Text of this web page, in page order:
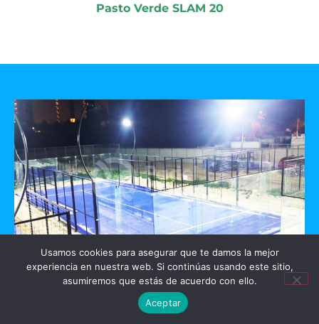
Pasto Verde SLAM 20
GO PADEL
Usamos cookies para asegurar que te damos la mejor
experiencia en nuestra web. Si continúas usando este sitio,
asumiremos que estás de acuerdo con ello.
Aceptar